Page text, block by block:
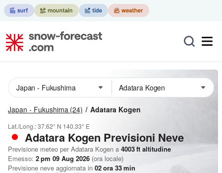
Japan - Fukushima (24) Adatara Kogen
Lat./Long.:37.62° N 140.33° E
Adatara Kogen Previsioni Neve
Previsione meteo per Adatara Kogen a 4003ft altitudine
Emesso: 2 pm 09 Aug 2026 (ora locale)
Previsione neve aggiornata in 02ora 32min